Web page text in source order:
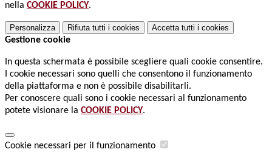
nella COOKIE POLICY.
Personalizza Rifiuta tutti i cookies Accetta tutti i cookies
Gestione cookie
In questa schermata è possibile scegliere quali cookie consentire.
I cookie necessari sono quelli che consentono il funzionamento
della piattaforma e non è possibile disabilitarli.
Per conoscere quali sono i cookie necessari al funzionamento
potete visionare la COOKIE POLICY.
Cookie necessari per il funzionamento